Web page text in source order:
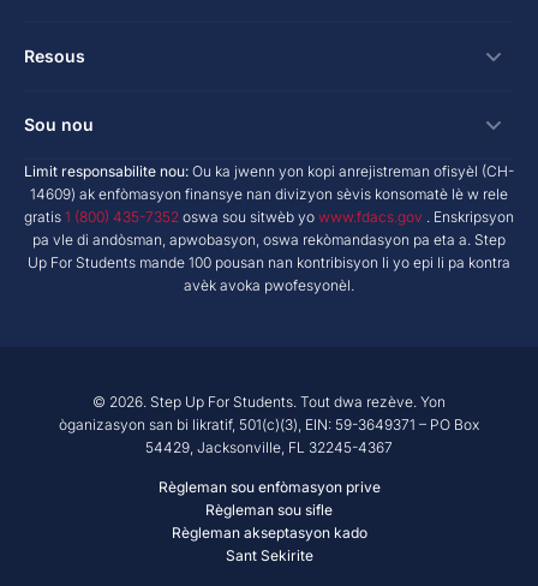
Bousdetid Lekòl Prive
Bousdetid Abilite Inik
New Worlds
Vin Defansè
bay nan espas travay
donatè yo avize fon yo
Deklarasyon dwa donatè yo
Koneksyon
Lekòl Prive
Founisè Sèvis Machann
Pwodwi Resous
Resous
Rechèch & Rapò
NextSteps Blog
inspireED Blog
Rezo Alumni
Sou nou
A pwopo de nou
Rapò anyèl
Gouvènans Règleman
Kontakte
Limit responsabilite nou: Ou ka jwenn yon kopi anrejistreman ofisyèl (CH-
14609) ak enfòmasyon finansye nan divizyon sèvis konsomatè lè w rele
gratis 1 (800) 435-7352 oswa sou sitwèb yo www.fdacs.gov . Enskripsyon
pa vle di andòsman, apwobasyon, oswa rekòmandasyon pa eta a. Step
Up For Students mande 100 pousan nan kontribisyon li yo epi li pa kontra
avèk avoka pwofesyonèl.
© 2026. Step Up For Students. Tout dwa rezève. Yon
òganizasyon san bi likratif, 501(c)(3), EIN: 59-3649371 – PO Box
54429, Jacksonville, FL 32245-4367
Règleman sou enfòmasyon prive
Règleman sou sifle
Règleman akseptasyon kado
Sant Sekirite